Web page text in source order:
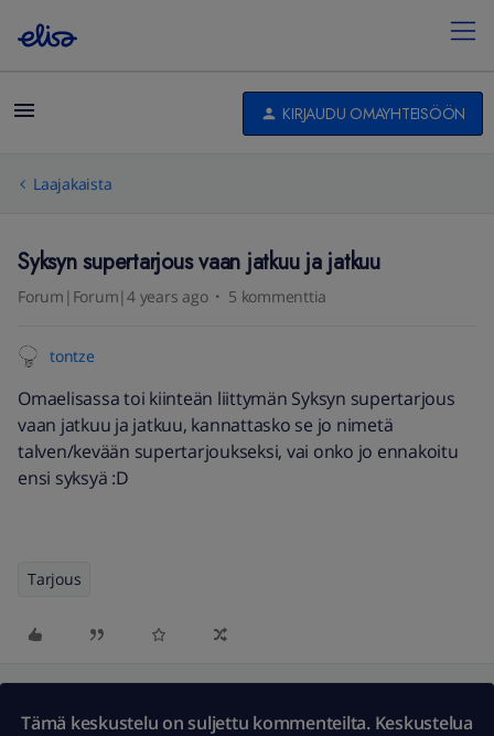
KIRJAUDU OMAYHTEISÖÖN
Laajakaista
Syksyn supertarjous vaan jatkuu ja jatkuu
Forum|Forum|4 years ago 5 kommenttia
tontze
Omaelisassa toi kiinteän liittymän Syksyn supertarjous
vaan jatkuu ja jatkuu, kannattasko se jo nimetä
talven/kevään supertarjoukseksi, vai onko jo ennakoitu
ensi syksyä :D
Tarjous
Tämä keskustelu on suljettu kommenteilta. Keskustelua